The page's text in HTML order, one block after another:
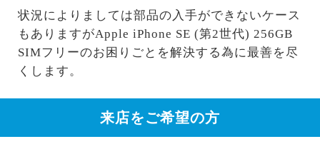
状況によりましては部品の入手ができないケース
もありますがApple iPhone SE (第2世代) 256GB
SIMフリーのお困りごとを解決する為に最善を尽
くします。
来店をご希望の方